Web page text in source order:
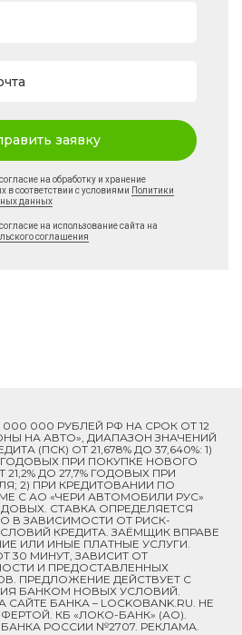
заявку
на обработку и хранение
в соответствии с условиями Политики
данных
на использование сайта на
соглашения
000 000 РУБЛЕЙ РФ НА СРОК ОТ 12
НА АВТО», ДИАПАЗОН ЗНАЧЕНИЙ
(ПСК) ОТ 21,678% ДО 37,640%: 1)
ГОДОВЫХ ПРИ ПОКУПКЕ НОВОГО
ДО 27,7% ГОДОВЫХ ПРИ
2) ПРИ КРЕДИТОВАНИИ ПО
C АО «ЧЕРИ АВТОМОБИЛИ РУС»
СТАВКА ОПРЕДЕЛЯЕТСЯ
В ЗАВИСИМОСТИ ОТ РИСК-
КРЕДИТА. ЗАЁМЩИК ВПРАВЕ
ИЛИ ИНЫЕ ПЛАТНЫЕ УСЛУГИ.
30 МИНУТ, ЗАВИСИТ ОТ
И ПРЕДОСТАВЛЕННЫХ
ПРЕДЛОЖЕНИЕ ДЕЙСТВУЕТ С
БАНКОМ НОВЫХ УСЛОВИЙ.
БАНКА – LOCKOBANK.RU. НЕ
КБ «ЛОКО-БАНК» (АО).
РОССИИ №2707. РЕКЛАМА.